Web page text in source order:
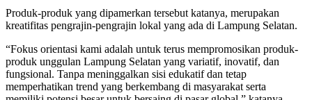
Produk-produk yang dipamerkan tersebut katanya, merupakan
kreatifitas pengrajin-pengrajin lokal yang ada di Lampung Selatan.
“Fokus orientasi kami adalah untuk terus mempromosikan produk-
produk unggulan Lampung Selatan yang variatif, inovatif, dan
fungsional. Tanpa meninggalkan sisi edukatif dan tetap
memperhatikan trend yang berkembang di masyarakat serta